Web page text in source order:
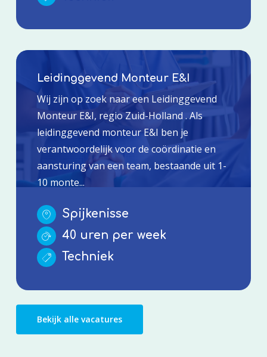
Leidinggevend Monteur E&I
Wij zijn op zoek naar een Leidinggevend
Monteur E&I, regio Zuid-Holland . Als
leidinggevend monteur E&I ben je
verantwoordelijk voor de coördinatie en
aansturing van een team, bestaande uit 1-
10 monte...
Spijkenisse
40 uren per week
Techniek
Bekijk alle vacatures